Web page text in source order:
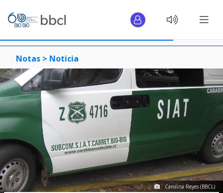
Notas > Noticia
Carolina Reyes (BBCL)